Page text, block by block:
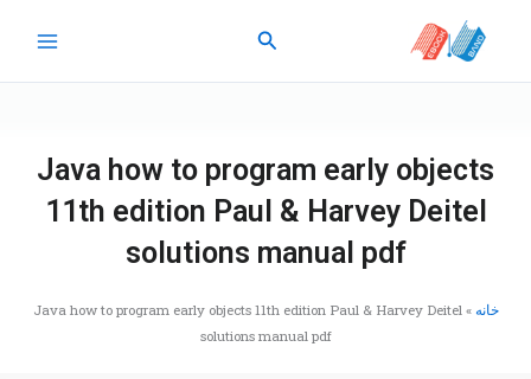
جستجو
Java how to program early objects
11th edition Paul & Harvey Deitel
solutions manual pdf
خانه »
Java how to program early objects 11th edition Paul & Harvey Deitel
solutions manual pdf